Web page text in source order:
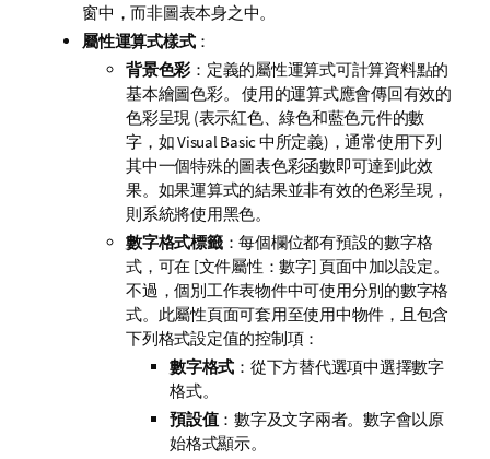
窗中，而非圖表本身之中。
屬性運算式樣式：
背景色彩 ：定義的屬性運算式可計算資料點的
基本繪圖色彩。 使用的運算式應會傳回有效的
色彩呈現 (表示紅色、綠色和藍色元件的數
字，如 Visual Basic 中所定義)，通常使用下列
其中一個特殊的圖表色彩函數即可達到此效
果。如果運算式的結果並非有效的色彩呈現，
則系統將使用黑色。
數字格式標籤：每個欄位都有預設的數字格
式，可在 [文件屬性：數字] 頁面中加以設定。
不過，個別工作表物件中可使用分別的數字格
式。此屬性頁面可套用至使用中物件，且包含
下列格式設定值的控制項：
數字格式 ：從下方替代選項中選擇數字
格式。
預設值：數字及文字兩者。數字會以原
始格式顯示。